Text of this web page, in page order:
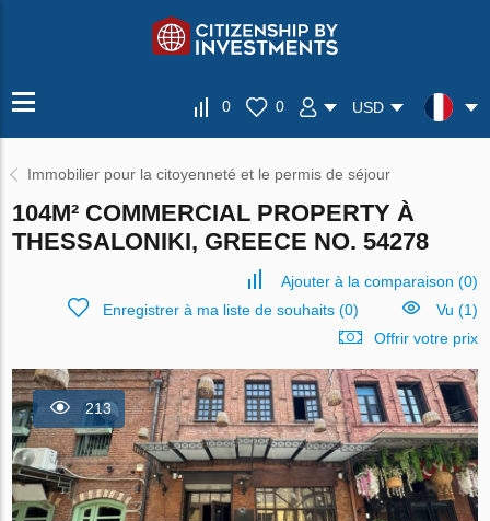
0 0 USD
Immobilier pour la citoyenneté et le permis de séjour
104M² COMMERCIAL PROPERTY À
THESSALONIKI, GREECE NO. 54278
Ajouter à la comparaison (0)
Enregistrer à ma liste de souhaits(0)
Vu (1)
Offrir votre prix
213